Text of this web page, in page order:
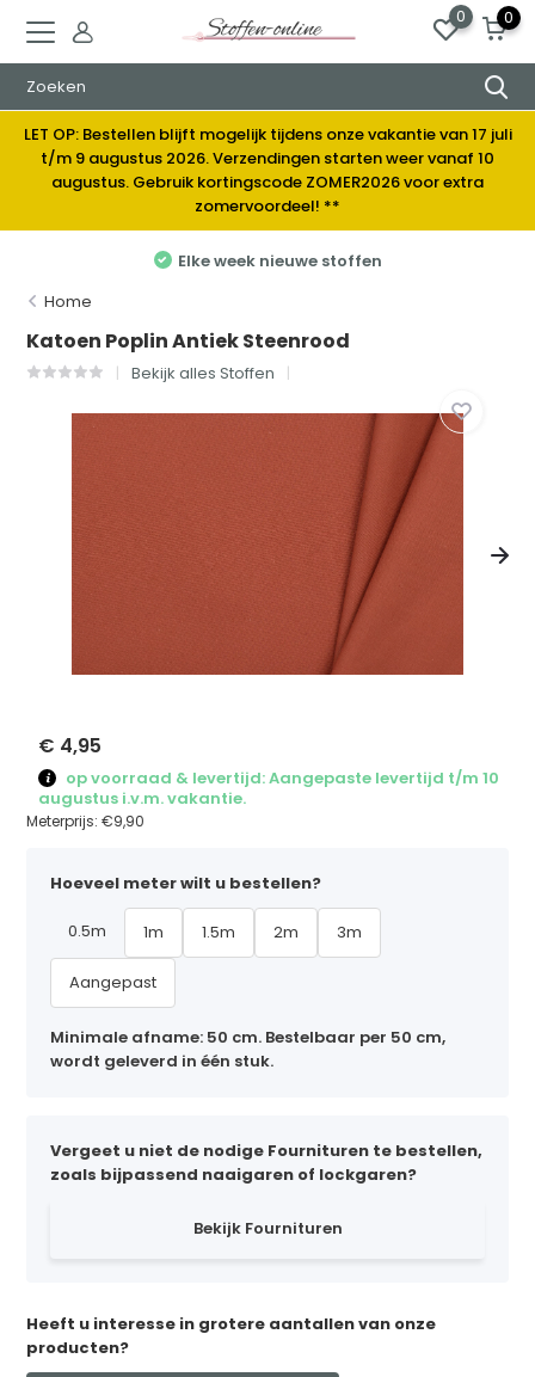
0 0
LET OP: Bestellen blijft mogelijk tijdens onze vakantie van 17 juli
t/m 9 augustus 2026. Verzendingen starten weer vanaf 10
augustus. Gebruik kortingscode ZOMER2026 voor extra
zomervoordeel! **
Elke week nieuwe stoffen
Home
Katoen Poplin Antiek Steenrood
Bekijk alles Stoffen
€ 4,95
op voorraad & levertijd: Aangepaste levertijd t/m 10
augustus i.v.m. vakantie.
Meterprijs:€9,90
Hoeveel meter wilt u bestellen?
0.5m 1m 1.5m 2m 3m
Aangepast
Minimale afname: 50 cm. Bestelbaar per 50 cm,
wordt geleverd in één stuk.
Vergeet u niet de nodige Fournituren te bestellen,
zoals bijpassend naaigaren of lockgaren?
Bekijk Fournituren
Heeft u interesse in grotere aantallen van onze
producten?